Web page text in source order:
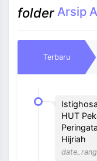
folder Arsip
Terbaru
HUT
Hijriah